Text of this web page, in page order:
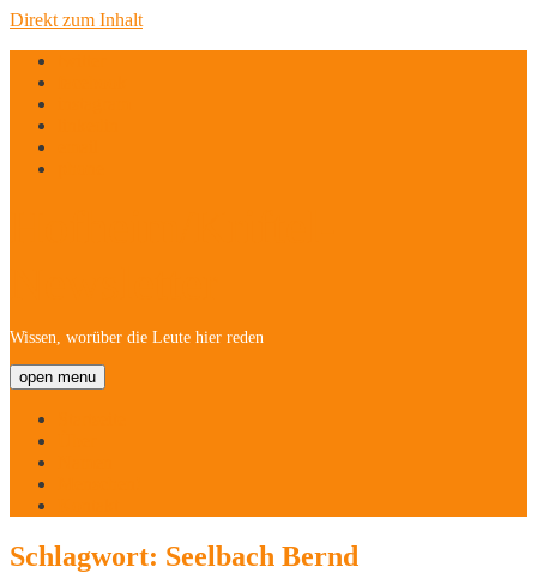
Direkt zum Inhalt
Wissen, worüber die Leute hier reden
open menu
Schlagwort: Seelbach Bernd